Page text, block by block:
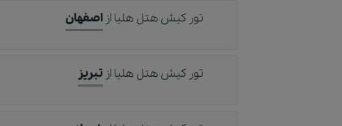
تور کیش هتل هلیا از اصفهان
تور کیش هتل هلیا از تبریز